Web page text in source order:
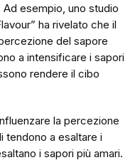
esempio, uno studio
ha rivelato che il
del sapore
a intensificare i sapori
rendere il cibo
la percezione
tendono a esaltare i
i sapori più amari.